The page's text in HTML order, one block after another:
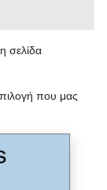
σελίδα
που μας